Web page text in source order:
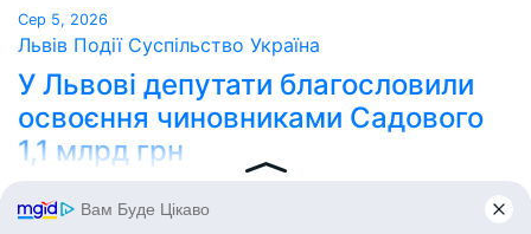
Сер 5, 2026
Львів Події Суспільство Україна
У Львові депутати благословили
освоєння чиновниками Садового
1,1 млрд грн
Point Lviv